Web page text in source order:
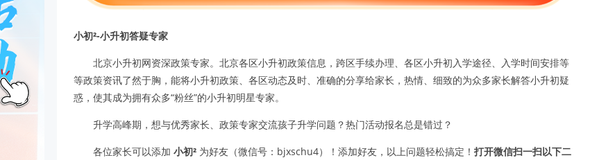
小初²-小升初答疑专家
北京小升初网资深政策专家。北京各区小升初政策信息，跨区手续办理、各区小升初入学途径、入学时间安排等
等政策资讯了然于胸，能将小升初政策、各区动态及时、准确的分享给家长，热情、细致的为众多家长解答小升初疑
惑，使其成为拥有众多“粉丝”的小升初明星专家。
升学高峰期，想与优秀家长、政策专家交流孩子升学问题？热门活动报名总是错过？
各位家长可以添加 小初² 为好友（微信号：bjxschu4）！添加好友，以上问题轻松搞定！ 打开微信扫一扫以下二